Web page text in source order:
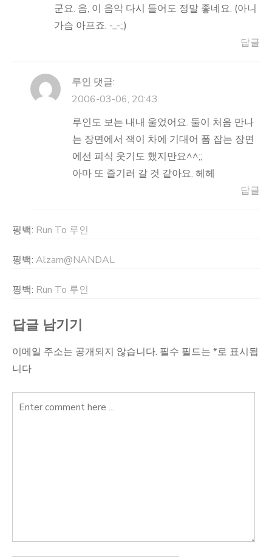
군요. 음, 이 음악 다시 들어도 정말 좋네요. (아니
가슴 아프죠. -_-;;)
답글
루인 댓글:
2006-03-06, 20:43
루인도 보는 내내 울었어요. 둘이 처음 만나
는 장면에서 잭이 차에 기대어 폼 잡는 장면
에선 피식 웃기도 했지만요^^;;
아마 또 즐기러 갈 것 같아요. 헤헤
답글
핑백: Run To 루인
핑백: Alzam@NANDAL
핑백: Run To 루인
답글 남기기
이메일 주소는 공개되지 않습니다. 필수 필드는 *로 표시됩
니다